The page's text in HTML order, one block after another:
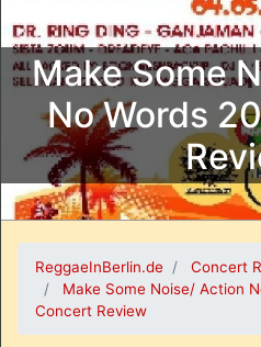
Make Some
No Words
ReggaeInBerlin.de
Concert
Make Some Noise/ Action
Concert Review